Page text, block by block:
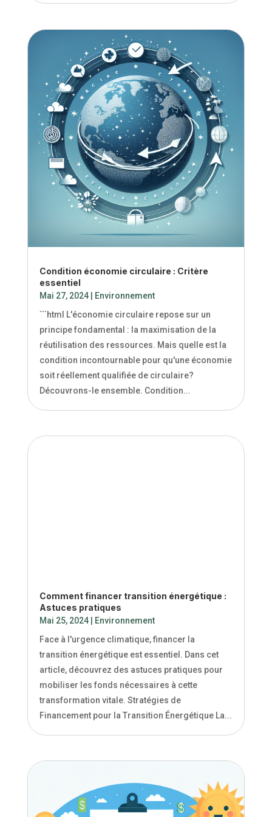
Condition économie circulaire : Critère
essentiel
Mai 27, 2024|
Environnement
```html L'économie circulaire repose sur un
principe fondamental : la maximisation de la
réutilisation des ressources. Mais quelle est la
condition incontournable pour qu'une économie
soit réellement qualifiée de circulaire?
Découvrons-le ensemble. Condition...
Comment financer transition énergétique :
Astuces pratiques
Mai 25, 2024|Environnement
Face à l'urgence climatique, financer la
transition énergétique est essentiel. Dans cet
transformation vitale. Stratégies de
Financement pour la Transition Énergétique La...